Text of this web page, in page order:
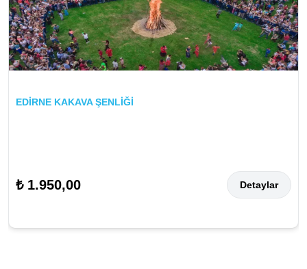
EDİRNE KAKAVA ŞENLİĞİ
₺ 1.950,00 Detaylar